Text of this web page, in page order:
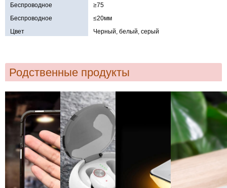
Беспроводное
≥75
Беспроводное
≤20мм
Цвет
Черный, белый, серый
Родственные продукты